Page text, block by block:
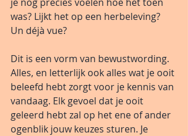
was? Lijkt het op een herbeleving?
Un déjà vue?
Dit is een vorm van bewustwording.
Alles, en letterlijk ook alles wat je ooit
beleefd hebt zorgt voor je kennis van
vandaag. Elk gevoel dat je ooit
geleerd hebt zal op het ene of ander
ogenblik jouw keuzes sturen. Je